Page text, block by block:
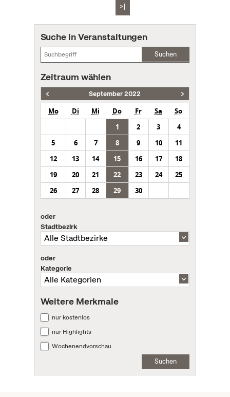
>|
Suche in Veranstaltungen
Suchen
Zeitraum wählen
September 2022
Mo Di Mi Do Fr Sa
So
1
2 3
4
5
6 7 8 9 10
11
12
13 14 15 16 17
18
19
20 21 22 23 24
25
26
27 28 29 30
oder
Stadtbezirk
oder
Kategorie
Weitere Merkmale
nur kostenlos
nur Highlights
Wochenendvorschau
Suchen